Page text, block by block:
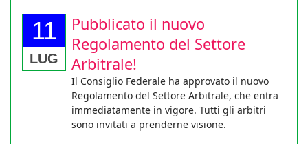
11
LUG
Pubblicato il nuovo
Regolamento del Settore
Arbitrale!
Il Consiglio Federale ha approvato il nuovo
Regolamento del Settore Arbitrale, che entra
immediatamente in vigore. Tutti gli arbitri
sono invitati a prenderne visione.